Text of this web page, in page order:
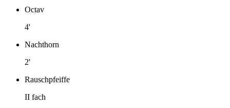
Octav
4'
Nachthorn
2'
Rauschpfeiffe
II fach